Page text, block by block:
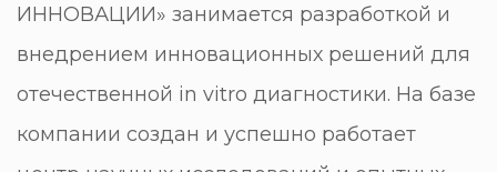
ИННОВАЦИИ» занимается разработкой и
внедрением инновационных решений для
отечественной in vitro диагностики. На базе
компании создан и успешно работает